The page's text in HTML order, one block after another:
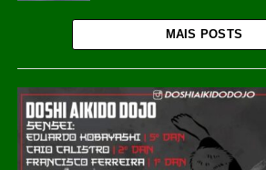
MAIS POSTS